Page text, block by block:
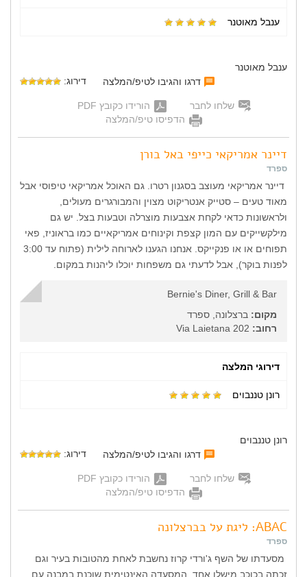
ענבל מאוטנר
ענבל מאוטנר
דרגו והגיבו לטיפ/המלצה
דירוג:
שלחו לחבר
הורידו כקובץ PDF
הדפיסו טיפ/המלצה
דיינר אמריקאי כייפי באל בורן
ספרד
דיינר אמריקאי מעוצב בסגנון רטרו. גם האוכל אמריקאי טיפוסי אבל
מאוד טעים – סטייק אנטריקוט מצוין והמבורגרים מעולים,
ולראשונות כדאי לקחת אצבעות מוצרלה וטבעות בצל. יש גם
מילקשייקים עם המון קצפת וקינוחים אמריקאיים כמו בראוניז, פאי
תפוחים או או פנקייקס. אנחנו הגענו לארוחה לילית (פתוח עד 3:00
לפנות בוקר), אבל לדעתי גם משפחות יוכלו ליהנות במקום.
Bernie's Diner, Grill & Bar
מקום: ברצלונה, ספרד
רחוב:
דירוגי המלצה
רונן טננבוים
רונן טננבוים
דרגו והגיבו לטיפ/המלצה
דירוג:
שלחו לחבר
הורידו כקובץ PDF
הדפיסו טיפ/המלצה
ABAC: ליגת על בברצלונה
ספרד
מסעדתו של השף ג'ורדי קרוז נחשבת לאחת מהטובות בעיר וגם
זכתה בכוכב מישלן אחד. המסעדה האינטימית שוכנת במבנה עם